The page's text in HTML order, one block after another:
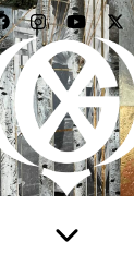
WIDZIEĆ WSZYSTKO